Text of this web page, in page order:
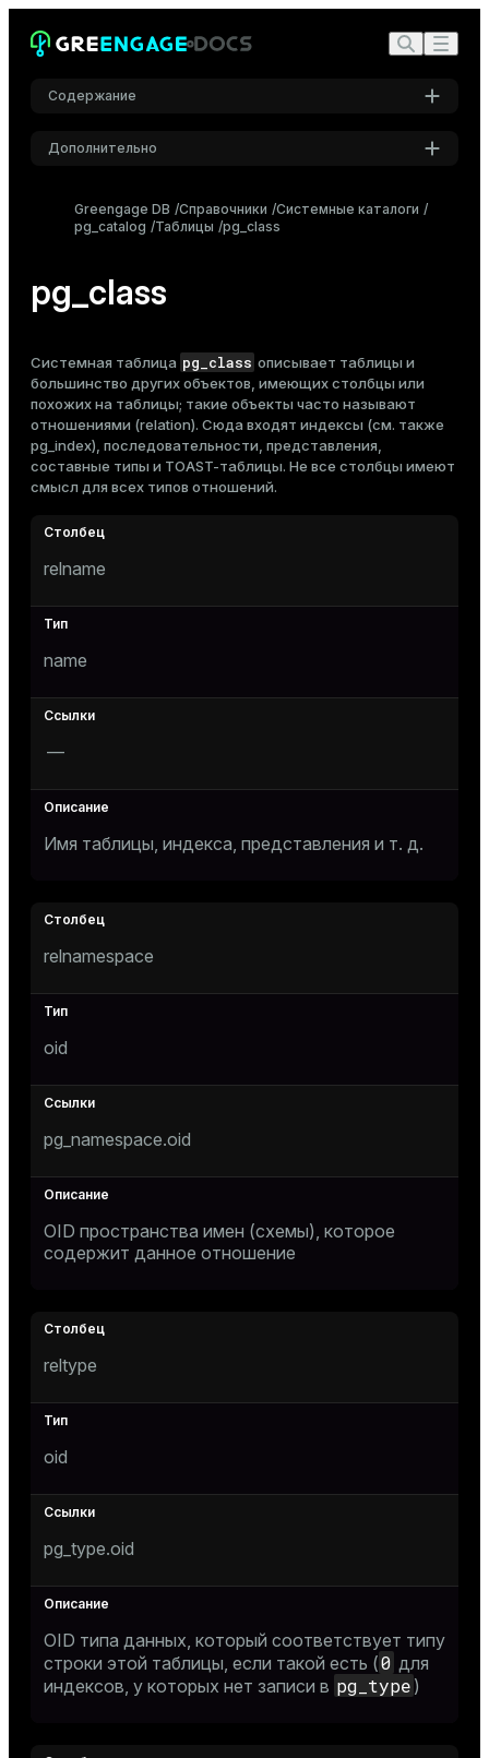
Содержание
Дополнительно
Шрифт
Размер шрифта
Средний
Темная
Greengage DB Справочники Системные каталоги
pg_catalog
Таблицы pg_class
pg_class
Системная таблица pg_class описывает таблицы и
большинство других объектов, имеющих столбцы или
похожих на таблицы; такие объекты часто называют
отношениями (relation). Сюда входят индексы (см. также
pg_index), последовательности, представления,
составные типы и TOAST-таблицы. Не все столбцы имеют
смысл для всех типов отношений.
relname
name
—
Имя таблицы, индекса, представления и т. д.
relnamespace
oid
pg_namespace.oid
OID пространства имен (схемы), которое
содержит данное отношение
reltype
oid
pg_type.oid
OID типа данных, который соответствует типу
строки этой таблицы, если такой есть (0 для
индексов, у которых нет записи в pg_type )